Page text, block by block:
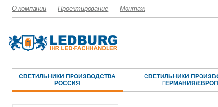
О компании Проектирование Монтаж
СВЕТИЛЬНИКИ ПРОИЗВОДСТВА
РОССИЯ
СВЕТИЛЬНИКИ
ГЕРМАНИЯ/